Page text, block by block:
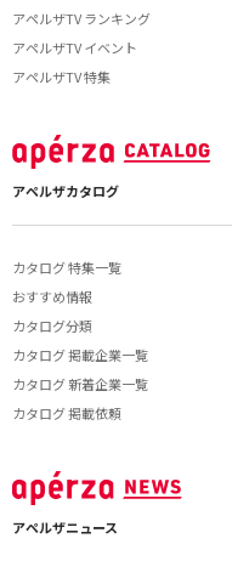
アペルザTV ランキング
アペルザTV イベント
アペルザTV 特集
アペルザカタログ
カタログ 特集一覧
おすすめ情報
カタログ分類
カタログ 掲載企業一覧
カタログ 新着企業一覧
カタログ 掲載依頼
アペルザニュース